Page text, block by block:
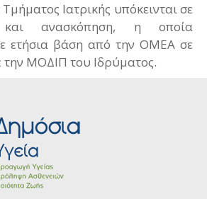
Ιατρικής υπόκεινται σε
και ανασκόπηση, η οποία
σε ετήσια βάση από την ΟΜΕΑ σε
την ΜΟΔΙΠ του Ιδρύματος.